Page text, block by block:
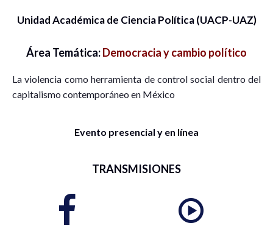
Unidad Académica de Ciencia Política (UACP-UAZ)
Área Temática:Democracia y cambio político
La violencia como herramienta de control social dentro del
capitalismo contemporáneo en México
Evento presencial y en línea
TRANSMISIONES